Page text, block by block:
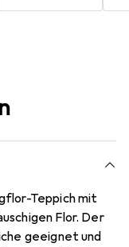
Teppich mit
Flor. Der
geeignet und